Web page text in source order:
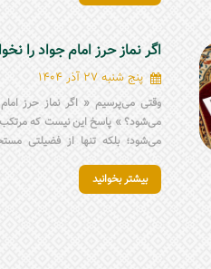
ذکر روی انگشتر، آداب استفاده و نظر
اگر نماز حرز امام جواد را
پنج شنبه 27 آذر 1404
وقتی می‌پرسیم « اگر نماز حرز
می‌شود؟ » پاسخ این نیست که مرتکب
می‌شود؛ بلکه تنها از فضیلتی
بر بازو یا در قالب انگشتر حرز امام
برای تقویت توجه درونی؛
بیشتر بخوانید